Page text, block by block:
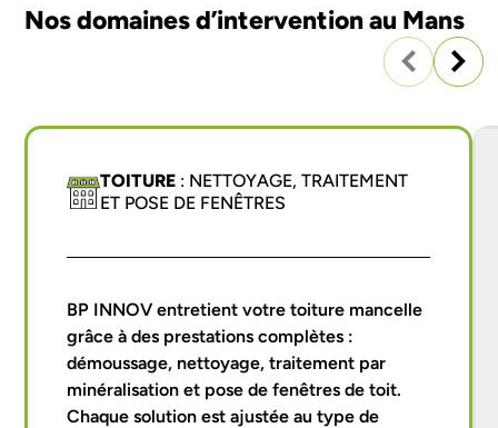
Nos domaines d’intervention au Mans
TOITURE : NETTOYAGE, TRAITEMENT
ET POSE DE FENÊTRES
BP INNOV entretient votre toiture mancelle
grâce à des prestations complètes :
démoussage, nettoyage, traitement par
minéralisation et pose de fenêtres de toit.
Chaque solution est ajustée au type de